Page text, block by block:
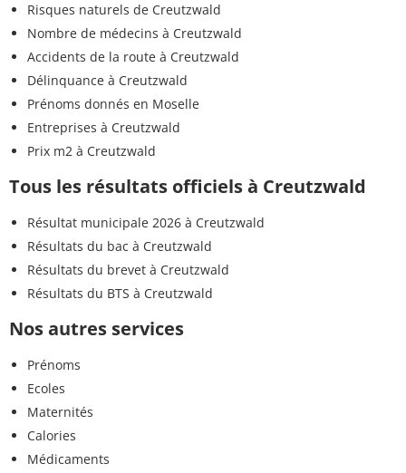
Risques naturels de Creutzwald
Nombre de médecins à Creutzwald
Accidents de la route à Creutzwald
Délinquance à Creutzwald
Prénoms donnés en Moselle
Entreprises à Creutzwald
Prix m2 à Creutzwald
Tous les résultats officiels à Creutzwald
Résultat municipale 2026 à Creutzwald
Résultats du bac à Creutzwald
Résultats du brevet à Creutzwald
Résultats du BTS à Creutzwald
Nos autres services
Prénoms
Ecoles
Maternités
Calories
Médicaments